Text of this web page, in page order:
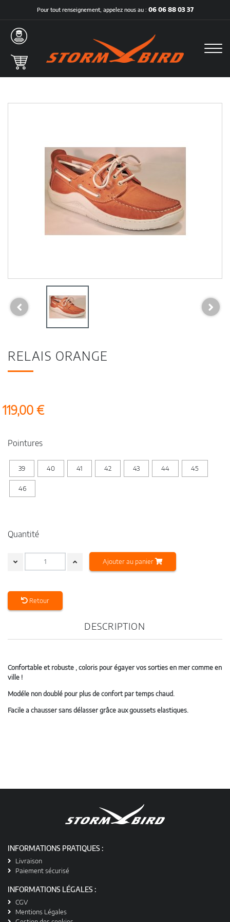
Pour tout renseignement, appelez nous au : 06 06 88 03 37
RELAIS ORANGE
119,00 €
Pointures
39 40 41 42 43 44 45
46
Quantité
Ajouter au panier
Retour
DESCRIPTION
Confortable et robuste , coloris pour égayer vos sorties en mer comme en
ville !
Modéle non doublé pour plus de confort par temps chaud.
Facile a chausser sans délasser grâce aux goussets elastiques.
INFORMATIONS PRATIQUES :
Livraison
Paiement sécurisé
INFORMATIONS LÉGALES :
CGV
Mentions Légales